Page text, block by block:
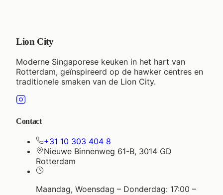
Lion City
Moderne Singaporese keuken in het hart van
Rotterdam, geïnspireerd op de hawker centres en
traditionele smaken van de Lion City.
Contact
+31 10 303 404 8
Nieuwe Binnenweg 61-B, 3014 GD
Rotterdam
Maandag, Woensdag – Donderdag: 17:00 –